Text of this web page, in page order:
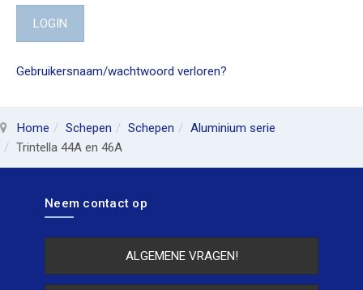
LOGIN
Gebruikersnaam/wachtwoord verloren?
Home Schepen Schepen
Aluminium serie
Trintella 44A en 46A
Neem contact op
ALGEMENE VRAGEN!